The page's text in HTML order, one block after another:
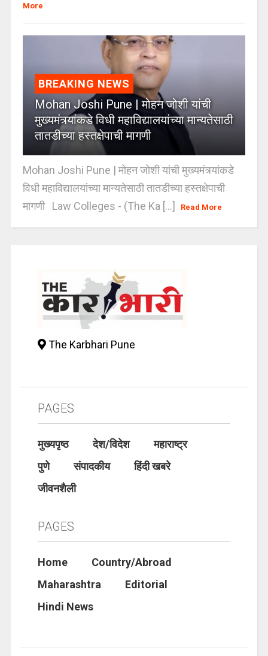
More
BREAKING NEWS
Mohan Joshi Pune | मोहन जोशी यांची
मुख्यमंत्र्यांकडे विधी महाविद्यालयांच्या मान्यतेसाठी
तातडीच्या हस्तक्षेपाची मागणी
Mohan Joshi Pune | मोहन जोशी यांची मुख्यमंत्र्यांकडे
विधी महाविद्यालयांच्या मान्यतेसाठी तातडीच्या हस्तक्षेपाची
मागणी Law Colleges - (The Ka [...]
Read More
The Karbhari Pune
PAGES
मुख्यपृष्ठ देश/विदेश
महाराष्ट्र
पुणे
संपादकीय
हिंदी खबरे
जीवनशैली
PAGES
Home
Country/Abroad
Maharashtra
Editorial
Hindi News